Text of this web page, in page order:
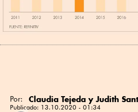
Por: Claudia Tejeda y Judith
Publicado: 13.10.2020 - 01:34